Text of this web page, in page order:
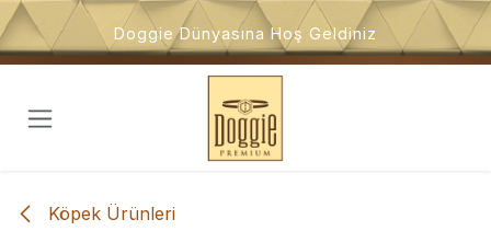
İçeriğe atla
Doggie Dünyasına Hoş Geldiniz
Köpek Ürünleri